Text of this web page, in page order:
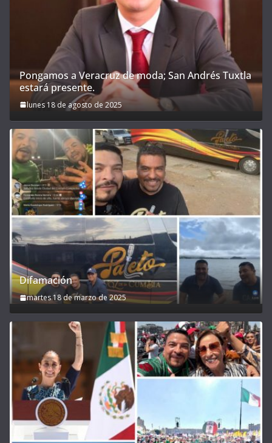
Pongamos a Veracruz de moda; San Andrés Tuxtla
estará presente.
lunes 18 de agosto de 2025
Difamación
martes 18 de marzo de 2025